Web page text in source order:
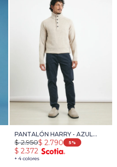
PANTALÓN HARRY - AZUL
OSCURO
+ 4 colores
$ 2.790
$ 2.950 5
$ 2.372